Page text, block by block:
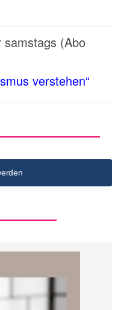
samstags (Abo
verstehen“